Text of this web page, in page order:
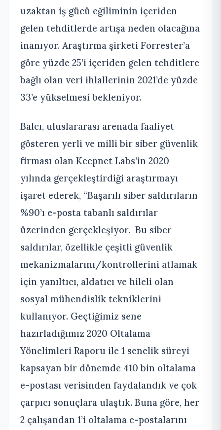
uzaktan iş gücü eğiliminin içeriden
gelen tehditlerde artışa neden olacağına
inanıyor. Araştırma şirketi Forrester’a
göre yüzde 25’i içeriden gelen tehditlere
bağlı olan veri ihlallerinin 2021’de yüzde
33’e yükselmesi bekleniyor.
Balcı, uluslararası arenada faaliyet
gösteren yerli ve milli bir siber güvenlik
firması olan Keepnet Labs’in 2020
yılında gerçekleştirdiği araştırmayı
işaret ederek, “Başarılı siber saldırıların
%90’ı e-posta tabanlı saldırılar
üzerinden gerçekleşiyor. Bu siber
saldırılar, özellikle çeşitli güvenlik
mekanizmalarını/kontrollerini atlamak
için yanıltıcı, aldatıcı ve hileli olan
sosyal mühendislik tekniklerini
kullanıyor. Geçtiğimiz sene
hazırladığımız 2020 Oltalama
Yönelimleri Raporu ile 1 senelik süreyi
kapsayan bir dönemde 410 bin oltalama
e-postası verisinden faydalandık ve çok
çarpıcı sonuçlara ulaştık. Buna göre, her
2 çalışandan 1’i oltalama e-postalarını